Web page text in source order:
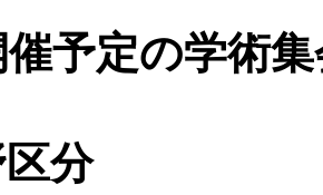
催予定の学術
分